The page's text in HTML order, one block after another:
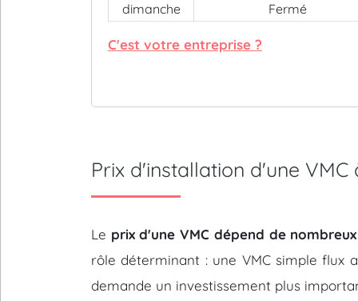
dimanche
Fermé
C'est votre entreprise ?
Prix d'installation d'une VMC
Le prix d'une VMC dépend de
rôle déterminant : une VMC simple flux
demande un investissement plus